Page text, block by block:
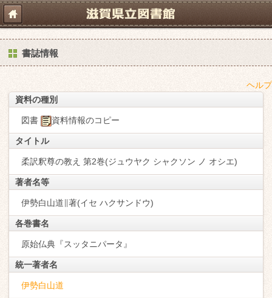
書誌情報
ヘルプ
資料の種別
図書 資料情報のコピー
タイトル
柔訳釈尊の教え 第2巻(ジュウヤク シャクソン ノ オシエ)
著者名等
伊勢白山道∥著(イセ ハクサンドウ)
各巻書名
原始仏典『スッタニパータ』
統一著者名
伊勢白山道